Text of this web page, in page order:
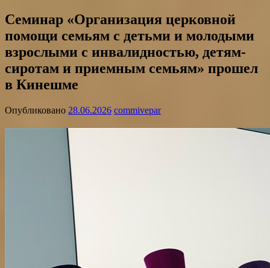
Семинар «Организация церковной
помощи семьям с детьми и молодыми
взрослыми с инвалидностью, детям-
сиротам и приемным семьям» прошел
в Кинешме
Опубликовано 28.06.2026 commivepar